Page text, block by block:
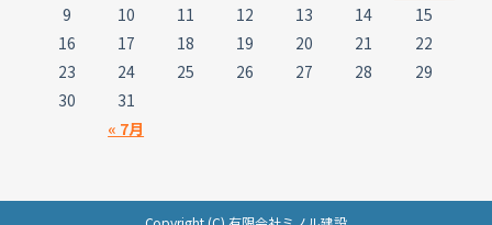
« 7月
9
10 11 12 13 14
15
16
17 18 19 20 21
22
23
24 25 26 27 28
29
30
31